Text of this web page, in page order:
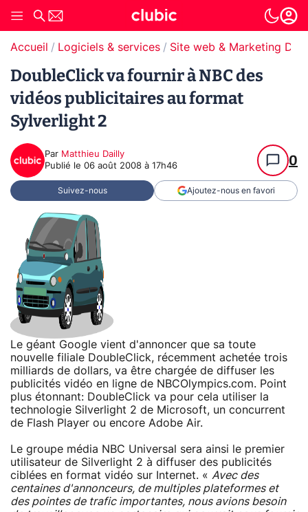
Accueil Logiciels & services Site web & Marketing
DoubleClick va fournir à NBC des
vidéos publicitaires au format
Sylverlight 2
Par Matthieu Dailly
Publié le 06 août 2008 à 17h46 0
Suivez-nous Ajoutez-nous en favori
Le géant Google vient d'annoncer que sa toute
nouvelle filiale DoubleClick, récemment achetée trois
milliards de dollars, va être chargée de diffuser les
publicités vidéo en ligne de NBCOlympics.com. Point
plus étonnant: DoubleClick va pour cela utiliser la
technologie Silverlight 2 de Microsoft, un concurrent
de Flash Player ou encore Adobe Air.
Le groupe média NBC Universal sera ainsi le premier
utilisateur de Silverlight 2 à diffuser des publicités
ciblées en format vidéo sur Internet. « Avec des
centaines d'annonceurs, de multiples plateformes et
des pointes de trafic importantes, nous avions besoin